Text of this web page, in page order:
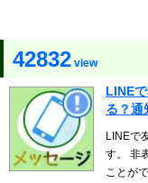
42832 view
LINE
る？通
LINEで
す。 非
ことが